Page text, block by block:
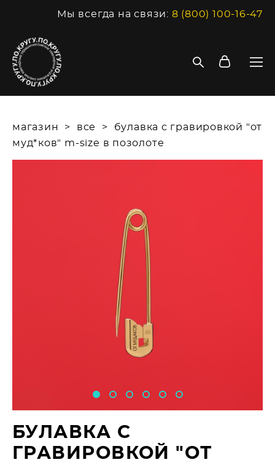
Мы всегда на связи: 8 (800) 100-16-47
магазин > все >
булавка с гравировкой "от
муд*ков" m-size в позолоте
БУЛАВКА С
ГРАВИРОВКОЙ "ОТ